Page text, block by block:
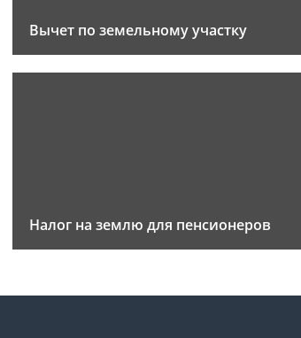
Вычет по земельному участку
Налог на землю для пенсионеров